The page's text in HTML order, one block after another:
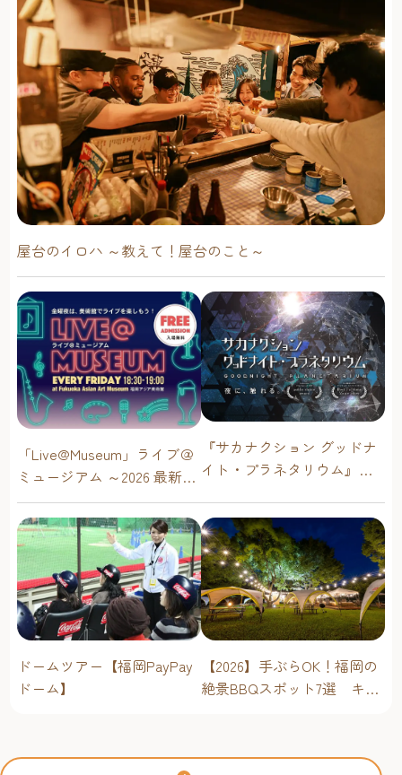
屋台のイロハ ～教えて！屋台のこと～
「Live@Museum」ライブ＠
ミュージアム ～2026 最新イ
ベントスケジュール！【福
岡アジア美術館】
『サカナクション グッドナ
イト・プラネタリウム』が
科学館 ドームシアター】
2026年
ドームツアー【福岡PayPay
ドーム】
【2026】手ぶらOK！福岡の
絶景BBQスポット7選 キャ